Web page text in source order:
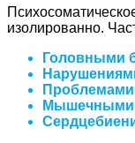
изолированно.
Головными
Мышечными